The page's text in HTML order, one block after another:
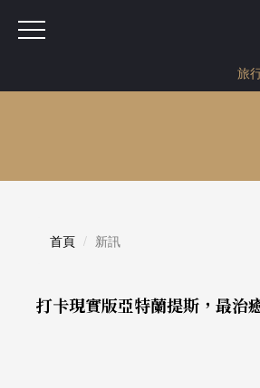
旅
首頁 新訊
打卡現實版亞特蘭提斯，最治